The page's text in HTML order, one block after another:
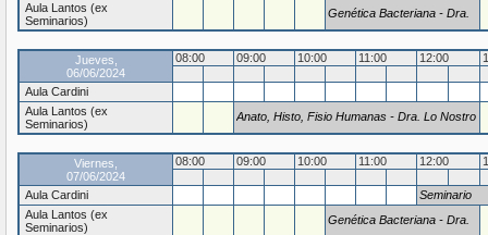
Aula Lantos (ex
Seminarios)
Genética Bacteriana - Dra.
Jueves,
06/06/2024
08:00 09:00 10:00 11:00 12:00
Aula Cardini
Aula Lantos (ex
Seminarios)
Anato, Histo, Fisio Humanas - Dra. Lo Nostro
Viernes,
07/06/2024
08:00 09:00 10:00 11:00 12:00
Aula Cardini
Seminario
Aula Lantos (ex
Seminarios)
Genética Bacteriana - Dra.